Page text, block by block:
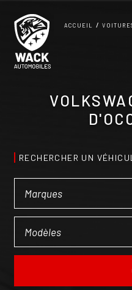
ACCUEIL
RECHERCHER UN